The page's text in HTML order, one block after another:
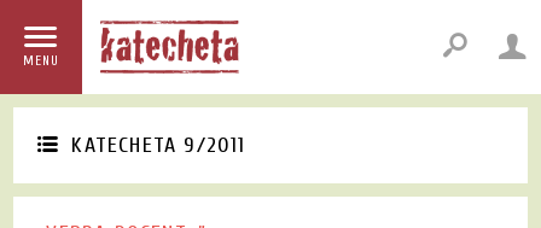
MENU
KATECHETA 9/2011